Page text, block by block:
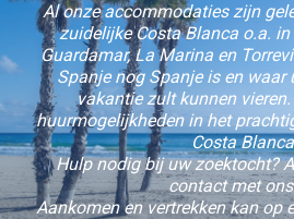
Al onze accommodaties zijn
zuidelijke Costa Blanca o.a. in
Guardamar, La Marina en
Spanje nog Spanje is en waar
vakantie zult kunnen
huurmogelijkheden in het
Costa
Hulp nodig bij uw zoektocht?
contact met
Aankomen en vertrekken kan op